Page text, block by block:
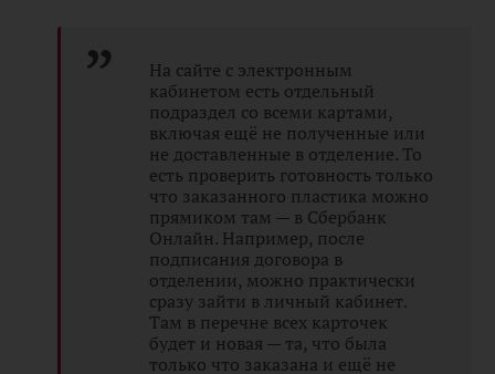
На сайте с электронным
кабинетом есть отдельный
подраздел со всеми картами,
включая ещё не полученные или
не доставленные в отделение. То
есть проверить готовность только
что заказанного пластика можно
прямиком там — в Сбербанк
Онлайн. Например, после
подписания договора в
отделении, можно практически
сразу зайти в личный кабинет.
Там в перечне всех карточек
будет и новая — та, что была
только что заказана и ещё не